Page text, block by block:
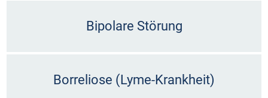
Bipolare Störung
Borreliose (Lyme-Krankheit)